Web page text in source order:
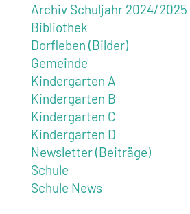
Archiv Schuljahr 2024/2025
Bibliothek
Dorfleben (Bilder)
Gemeinde
Kindergarten A
Kindergarten B
Kindergarten C
Kindergarten D
Newsletter (Beiträge)
Schule
Schule News